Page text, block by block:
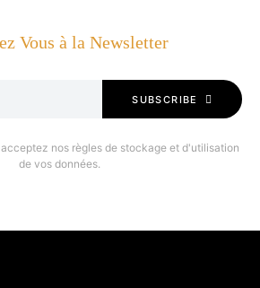
Vous à la Newsletter
SUBSCRIBE
nos règles de stockage et d'utilisation
de vos données.